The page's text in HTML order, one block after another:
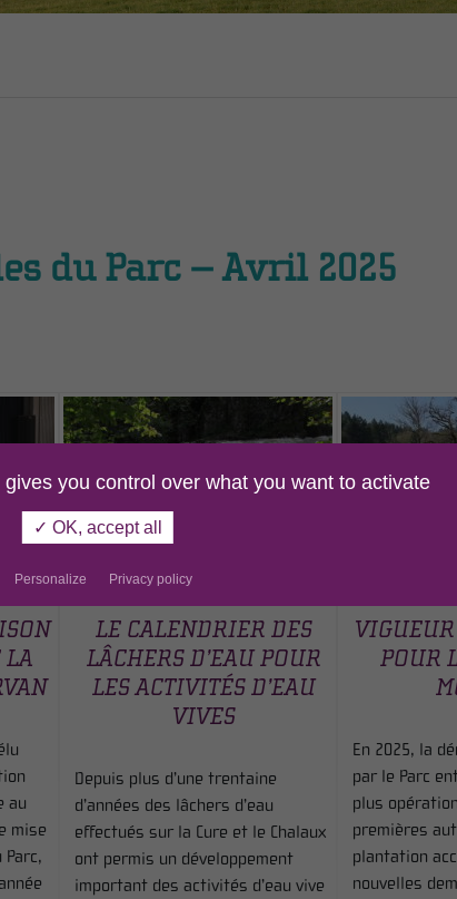
du Parc – Avril 2025
LA
au
mise
LE CALENDRIER DES
LÂCHERS D’EAU POUR
LES ACTIVITÉS D’EAU
VIVES
Depuis plus d’une trentaine
d’années des lâchers d’eau
effectués sur la Cure et le Chalaux
ont permis un développement
important des activités d’eau vive
DU 15 APR
POUR
En 2025, la
par le Parc
plus
premières
plantation
nouvelles
you control over what you want to activate
✓ OK, accept all
Personalize Privacy policy